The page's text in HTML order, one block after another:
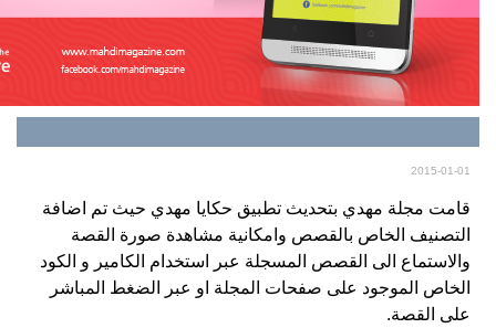
2015-01-01
قامت مجلة مهدي بتحديث تطبيق حكايا مهدي حيث تم اضافة
التصنيف الخاص بالقصص وامكانية مشاهدة صورة القصة
والاستماع الى القصص المسجلة عبر استخدام الكامير و الكود
الخاص الموجود على صفحات المجلة او عبر الضغط المباشر
على القصة.